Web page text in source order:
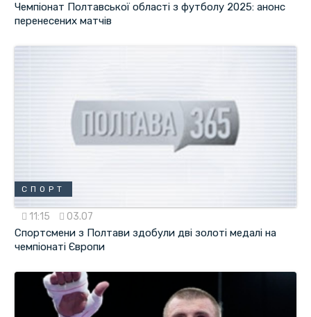
Чемпіонат Полтавської області з футболу 2025: анонс
перенесених матчів
СПОРТ
11:15 03.07
Спортсмени з Полтави здобули дві золоті медалі на
чемпіонаті Європи